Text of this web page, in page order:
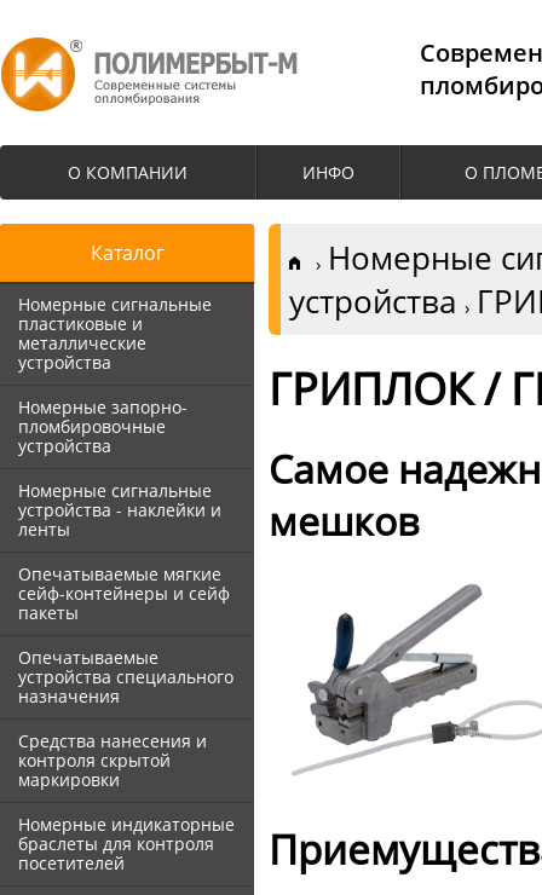
О КОМПАНИИ ИНФО О
Каталог
Номерные сигнальные
пластиковые и
металлические
устройства
Номерные запорно-
пломбировочные
устройства
Номерные сигнальные
устройства - наклейки и
ленты
Опечатываемые мягкие
сейф-контейнеры и сейф
пакеты
Опечатываемые
устройства специального
назначения
Средства нанесения и
контроля скрытой
маркировки
Номерные индикаторные
браслеты для контроля
посетителей
Номерные
устройства
ГРИПЛОК /
Самое
мешков